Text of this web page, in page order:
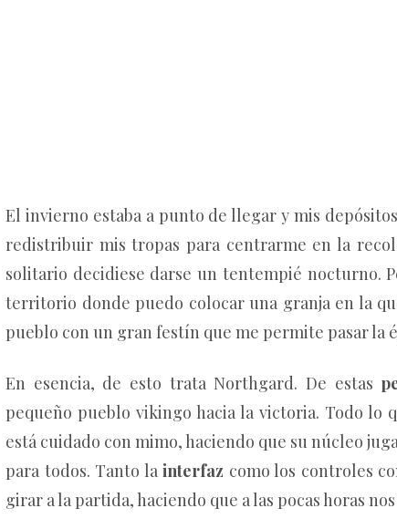
El invierno estaba a punto de llegar y mis
redistribuir mis tropas para centrarme en la
solitario decidiese darse un tentempié nocturno.
territorio donde puedo colocar una granja en la
pueblo con un gran festín que me permite pasar la
En esencia, de esto trata Northgard. De estas
pequeño pueblo vikingo hacia la victoria. Todo lo
está cuidado con mimo, haciendo que su núcleo
para todos. Tanto la interfaz como los controles
girar a la partida, haciendo que a las pocas horas